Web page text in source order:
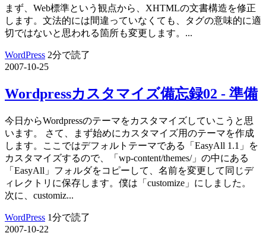
まず、Web標準という観点から、XHTMLの文書構造を修正
します。文法的には間違っていなくても、タグの意味的に適
切ではないと思われる箇所も変更します。...
WordPress 2分で読了
2007-10-25
Wordpressカスタマイズ備忘録02 - 準備
今日からWordpressのテーマをカスタマイズしていこうと思
います。 さて、まず始めにカスタマイズ用のテーマを作成
します。ここではデフォルトテーマである「EasyAll 1.1」を
カスタマイズするので、「wp-content/themes/」の中にある
「EasyAll」フォルダをコピーして、名前を変更して同じデ
ィレクトリに保存します。僕は「customize」にしました。
次に、customiz...
WordPress 1分で読了
2007-10-22